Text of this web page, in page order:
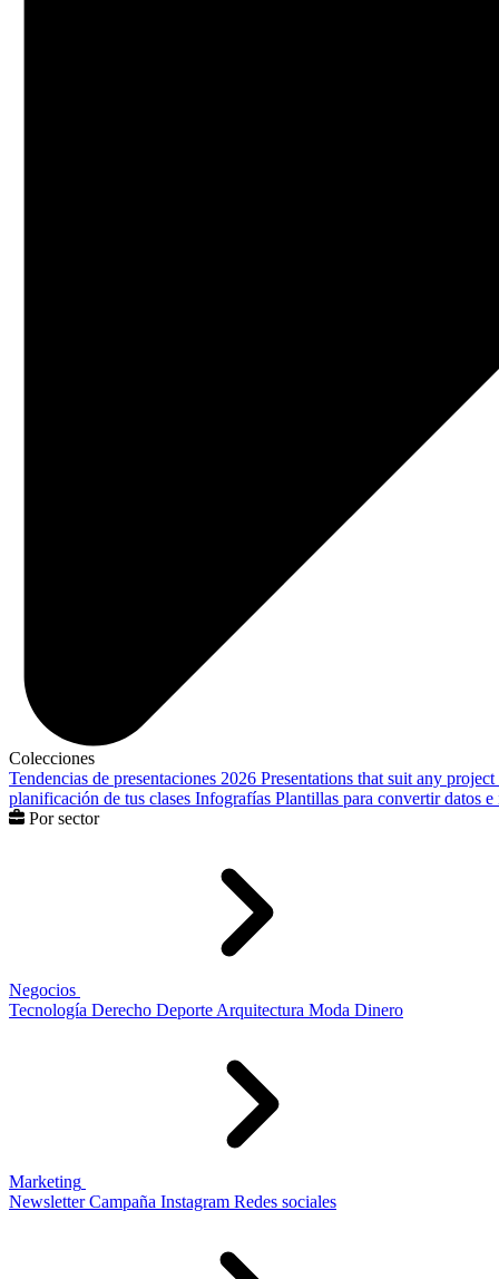
Colecciones
Tendencias de presentaciones 2026 Presentations that suit any project
planificación de tus clases Infografías Plantillas para convertir datos
Por sector
Negocios
Tecnología Derecho Deporte Arquitectura Moda Dinero
Marketing
Newsletter Campaña Instagram Redes sociales